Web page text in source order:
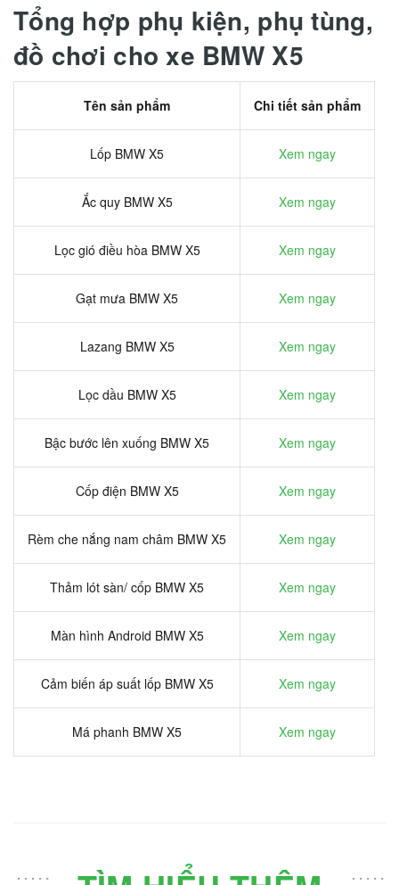
Tổng hợp phụ kiện, phụ tùng,
đồ chơi cho xe BMW X5
Tên sản phẩm Chi tiết sản phẩm
Lốp BMW X5 Xem ngay
Ắc quy BMW X5 Xem ngay
Lọc gió điều hòa BMW X5 Xem ngay
Gạt mưa BMW X5 Xem ngay
Lazang BMW X5 Xem ngay
Lọc dầu BMW X5 Xem ngay
Bậc bước lên xuống BMW X5 Xem ngay
Cốp điện BMW X5 Xem ngay
Rèm che nắng nam châm BMW X5 Xem ngay
Thảm lót sàn/ cốp BMW X5 Xem ngay
Màn hình Android BMW X5 Xem ngay
Cảm biến áp suất lốp BMW X5 Xem ngay
Má phanh BMW X5 Xem ngay